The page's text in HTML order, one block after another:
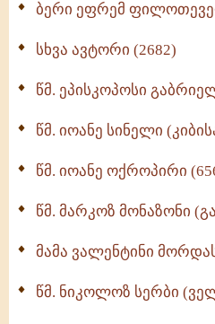
სულიერი ცხოვრების
ნაწილი II (369)
ბერი ეფრემ
სხვა ავტორი (2682)
წმ. ეპისკოპოსი
წმ. იოანე სინელი
წმ. იოანე ოქროპირი
წმ. მარკოზ მონაზონი
მამა ვალენტინი
წმ. ნიკოლოზ სერბი